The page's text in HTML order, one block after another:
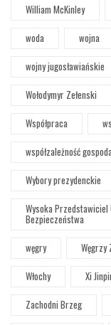
William McKinley
woda
wojna
wojny jugosławiańskie
Wołodymyr Zełenski
Współpraca
współzależność
Wybory prezydenckie
Wysoka
Bezpieczeństwa
węgry
Węgrzy
Włochy
Xi
Zachodni Brzeg